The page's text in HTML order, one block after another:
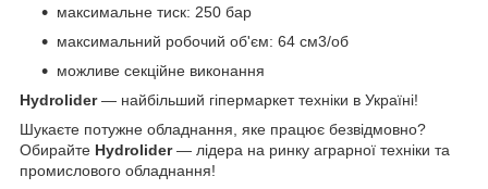
максимальне тиск: 250 бар
максимальний робочий об'єм: 64 см3/об
можливе секційне виконання
Hydrolider— найбільший гіпермаркет техніки в Україні!
Шукаєте потужне обладнання, яке працює безвідмовно?
Обирайте Hydrolider— лідера на ринку аграрної техніки та
промислового обладнання!